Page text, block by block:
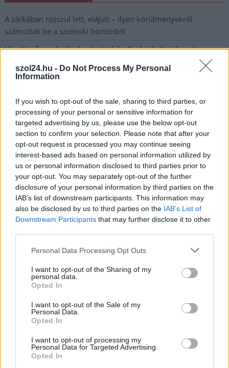
szol24.hu - Do Not Process My Personal
Information
If you wish to opt-out of the sale, sharing to third parties, or
processing of your personal or sensitive information for
targeted advertising by us, please use the below opt-out
section to confirm your selection. Please note that after your
opt-out request is processed you may continue seeing
interest-based ads based on personal information utilized by
us or personal information disclosed to third parties prior to
your opt-out. You may separately opt-out of the further
disclosure of your personal information by third parties on the
IAB’s list of downstream participants. This information may
also be disclosed by us to third parties on the IAB’s List of
Downstream Participants that may further disclose it to other
Please note that this website/app uses one or more Google
not limited to your visit or usage behaviour. You may click to
grant or deny consent to Google and its third-party tags to
use your data for below specified purposes in below Google
consent section.
Personal Data Processing Opt Outs
I want to opt-out of the Sharing of my
personal data.
Opted In
I want to opt-out of the Sale of my
Personal Data.
Opted In
I want to opt-out of processing my
Personal Data for Targeted Advertising.
Opted In
A zárkában rosszul lett, elájult – ilyen körülményekről
számoltak be a szolnoki börtönből
Váratlan fennakadás borította fel a Szolnok–Kecskemét
A polgármester a szolnoki cégekhez fordult: több száz
Egyszer fent, egyszer lent, így festett a Duna a két évvel
ezelőtti árvíz idején és így most – fotógyűjtemény
ugyanazokból a szögekből
Ilyenek eddig a tapasztalatok a vendégektől – a hőhullám
miatt ingyenes a strandolás Szolnokon
Nem biztató: a hétvégi kisebb felfrissülés után jövő héten
megint visszatér a forróság, újra rekkenő hőség jön, akár 38
fokokkal
Közzétették a szakértői állásfoglalást, a Fiumei úti fák
többsége szakszerűen már nem ápolható
A MÚOSZ sajtódíjának második helyét nyerte el a Borsod24 és
a Paraméter közös riportfilmje a Sajó szennyezéséről
Tánccal, zeneszóval és vásárral telik meg Jászberény, indul a
Meghosszabbított hőségriasztás és vízkorlátozások, a
mezőtúri kórházban leállt a klíma
Átszervezi működését az osztrák óriáscég, Szolnok is érintett
Tragédiába torkollott a segítségnyújtás elmulasztása, három